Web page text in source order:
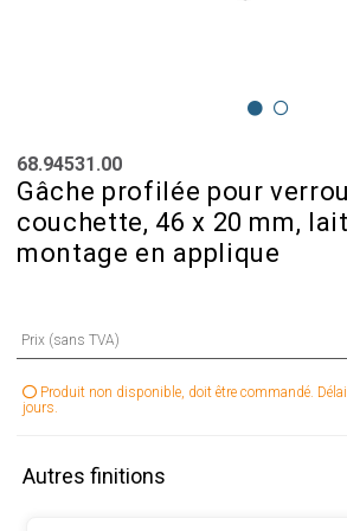
68.94531.00
Gâche profilée pour
couchette, 46 x 20 mm,
montage en applique
Prix (sans TVA)
Produit non disponible, doit être commandé.
jours.
Autres finitions